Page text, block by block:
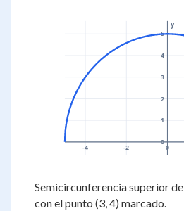
-4 -2 0
0
1
2
3
4
5
y
Semicircunferencia superior de
con el punto (3, 4) marcado.